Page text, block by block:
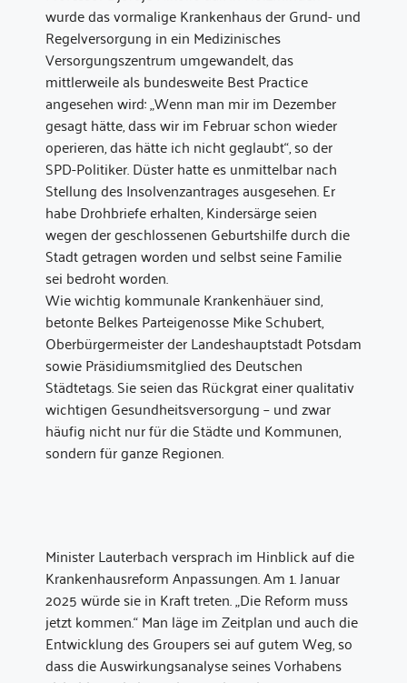
wurde das vormalige Krankenhaus der Grund- und
Regelversorgung in ein Medizinisches
Versorgungszentrum umgewandelt, das
mittlerweile als bundesweite Best Practice
angesehen wird: „Wenn man mir im Dezember
gesagt hätte, dass wir im Februar schon wieder
operieren, das hätte ich nicht geglaubt“, so der
SPD-Politiker. Düster hatte es unmittelbar nach
Stellung des Insolvenzantrages ausgesehen. Er
habe Drohbriefe erhalten, Kindersärge seien
wegen der geschlossenen Geburtshilfe durch die
Stadt getragen worden und selbst seine Familie
sei bedroht worden.
Wie wichtig kommunale Krankenhäuer sind,
betonte Belkes Parteigenosse Mike Schubert,
Oberbürgermeister der Landeshauptstadt Potsdam
sowie Präsidiumsmitglied des Deutschen
Städtetags. Sie seien das Rückgrat einer qualitativ
wichtigen Gesundheitsversorgung – und zwar
häufig nicht nur für die Städte und Kommunen,
sondern für ganze Regionen.
Minister Lauterbach versprach im Hinblick auf die
Krankenhausreform Anpassungen. Am 1. Januar
2025 würde sie in Kraft treten. „Die Reform muss
jetzt kommen.“ Man läge im Zeitplan und auch die
Entwicklung des Groupers sei auf gutem Weg, so
dass die Auswirkungsanalyse seines Vorhabens